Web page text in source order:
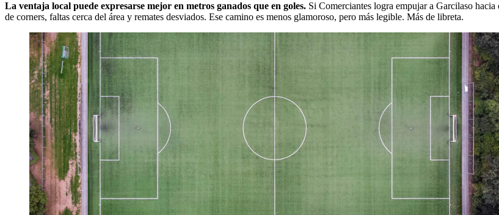
La ventaja local puede expresarse mejor en metros ganados que en goles. Si Comerciantes logra empujar a Garcilaso
de corners, faltas cerca del área y remates desviados. Ese camino es menos glamoroso, pero más legible. Más de libreta.